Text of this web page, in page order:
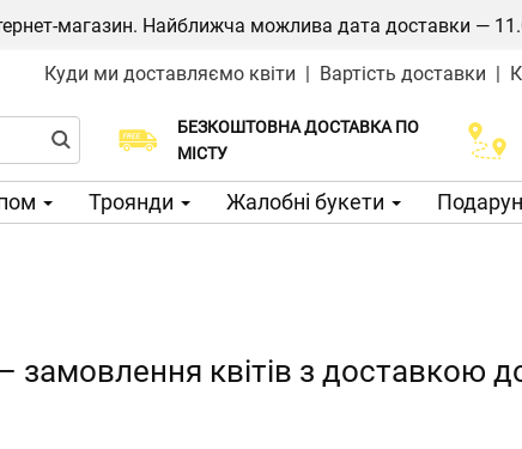
магазин. Найближча можлива дата доставки —
Куди ми доставляємо квіти | Вартість доставки |
БЕЗКОШТОВНА ДОСТАВКА ПО
МІСТУ
Виберіть дату доставки
Троянди Жалобні букети
замовлення квітів з доставкою